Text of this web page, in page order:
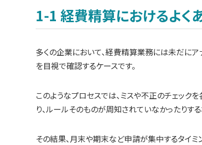
1-1 経費精算におけるよく
多くの企業において、経費精算業務には未だに
を目視で確認するケースです。
このようなプロセスでは、ミスや不正のチェッ
り、ルールそのものが周知されていなかったりす
その結果、月末や期末など申請が集中するタイ